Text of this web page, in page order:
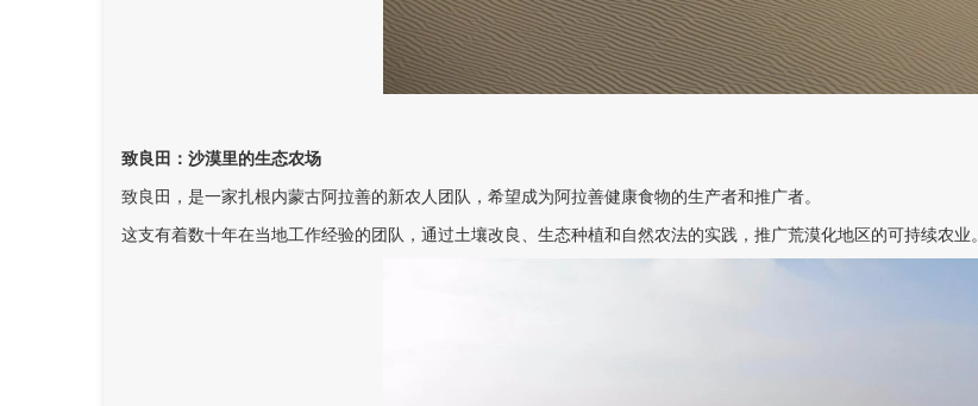
致良田：沙漠里的生态农场
致良田，是一家扎根内蒙古阿拉善的新农人团队，希望成为阿拉善健康食物的生产者和推广者。
这支有着数十年在当地工作经验的团队，通过土壤改良、生态种植和自然农法的实践，推广荒漠化地区的可持续农业。